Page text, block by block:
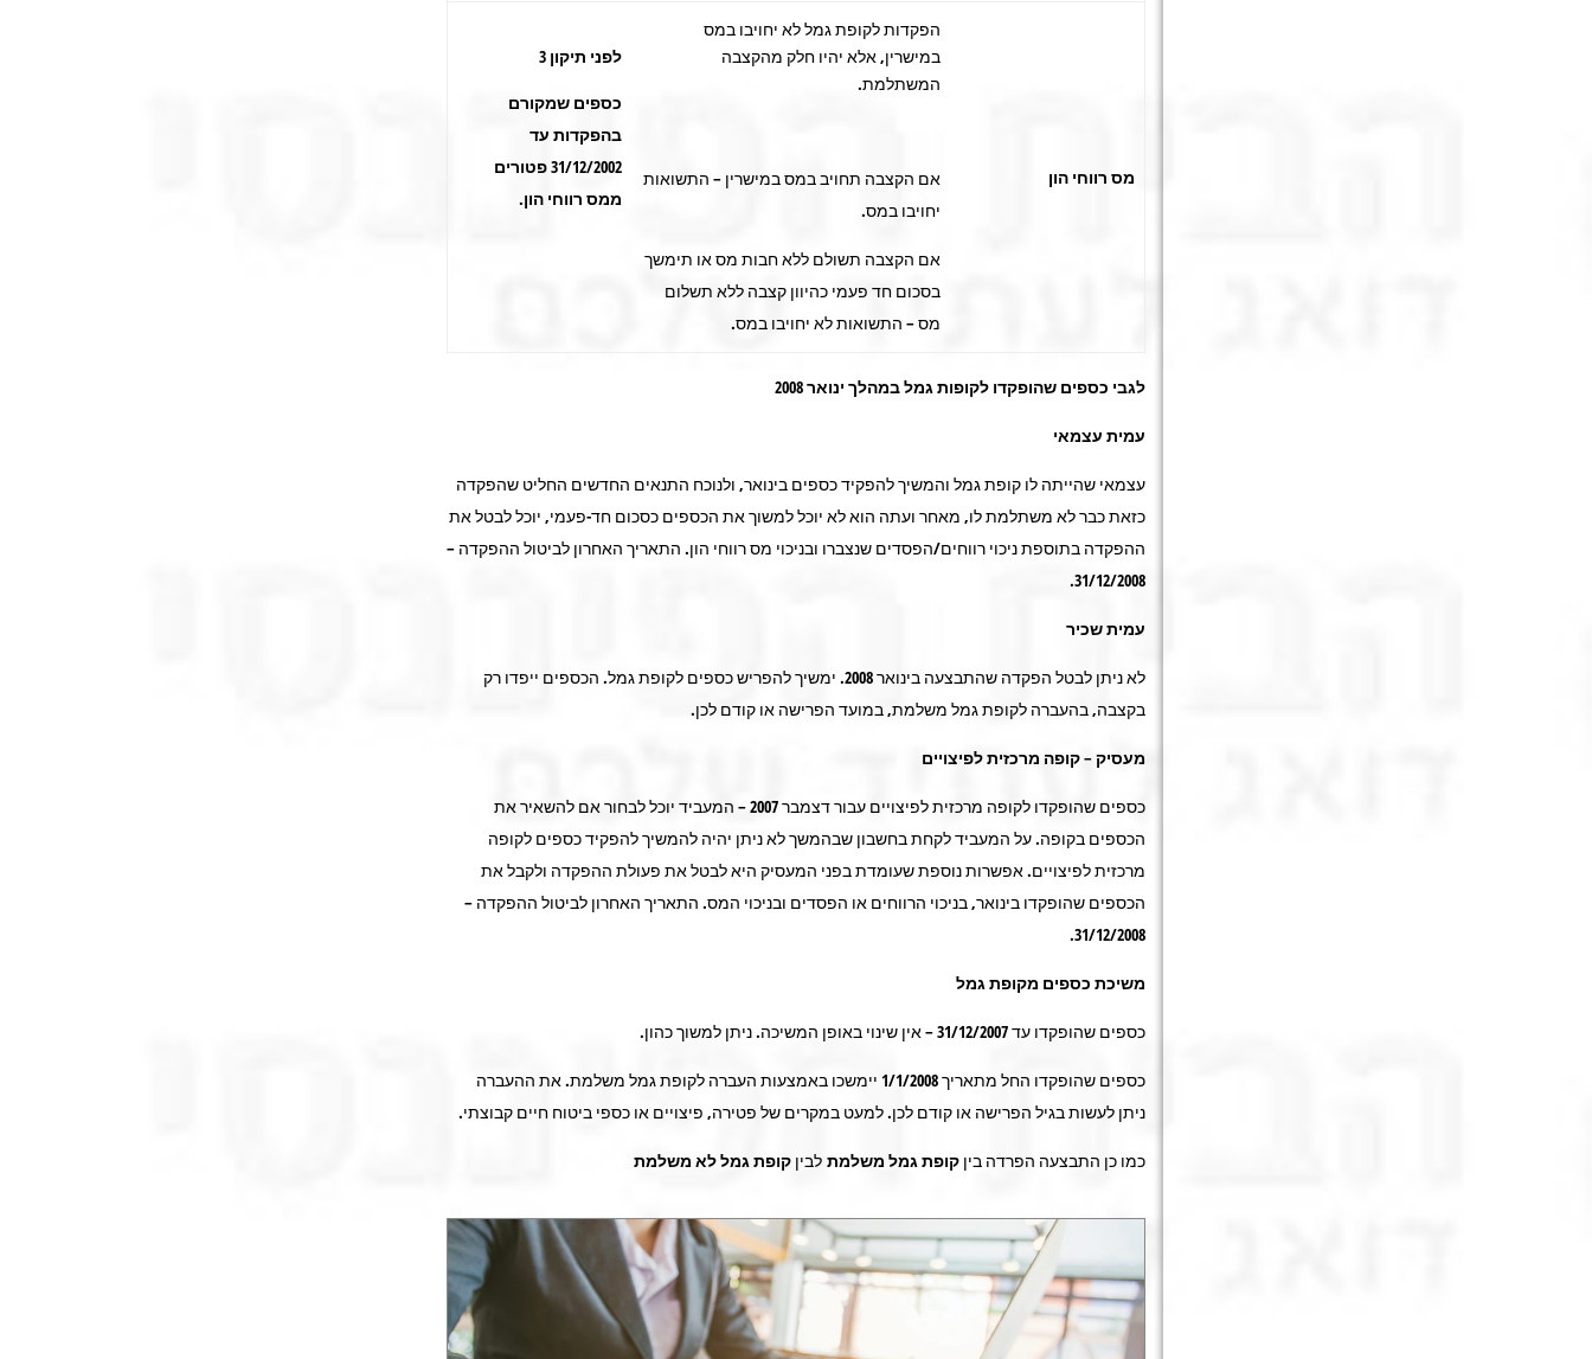
מס רווחי הון
הפקדות לקופת גמל לא יחויבו במס
במישרין, אלא יהיו חלק מהקצבה
המשתלמת.
אם הקצבה תחויב במס במישרין – התשואות
יחויבו במס.
אם הקצבה תשולם ללא חבות מס או תימשך
בסכום חד פעמי כהיוון קצבה ללא תשלום
מס – התשואות לא יחויבו במס.
לפני תיקון 3
כספים שמקורם
בהפקדות עד
31/12/2002 פטורים
ממס רווחי הון.
לגבי כספים שהופקדו לקופות גמל במהלך ינואר 2008
עמית עצמאי
עצמאי שהייתה לו קופת גמל והמשיך להפקיד כספים בינואר, ולנוכח התנאים החדשים החליט שהפקדה
כזאת כבר לא משתלמת לו, מאחר ועתה הוא לא יוכל למשוך את הכספים כסכום חד-פעמי, יוכל לבטל את
ההפקדה בתוספת ניכוי רווחים/הפסדים שנצברו ובניכוי מס רווחי הון. התאריך האחרון לביטול ההפקדה –
31/12/2008.
עמית שכיר
לא ניתן לבטל הפקדה שהתבצעה בינואר 2008. ימשיך להפריש כספים לקופת גמל. הכספים ייפדו רק
בקצבה, בהעברה לקופת גמל משלמת, במועד הפרישה או קודם לכן.
מעסיק – קופה מרכזית לפיצויים
כספים שהופקדו לקופה מרכזית לפיצויים עבור דצמבר 2007 – המעביד יוכל לבחור אם להשאיר את
הכספים בקופה. על המעביד לקחת בחשבון שבהמשך לא ניתן יהיה להמשיך להפקיד כספים לקופה
מרכזית לפיצויים. אפשרות נוספת שעומדת בפני המעסיק היא לבטל את פעולת ההפקדה ולקבל את
הכספים שהופקדו בינואר, בניכוי הרווחים או הפסדים ובניכוי המס. התאריך האחרון לביטול ההפקדה –
31/12/2008.
משיכת כספים מקופת גמל
כספים שהופקדו עד 31/12/2007 – אין שינוי באופן המשיכה. ניתן למשוך כהון.
כספים שהופקדו החל מתאריך 1/1/2008 יימשכו באמצעות העברה לקופת גמל משלמת. את ההעברה
ניתן לעשות בגיל הפרישה או קודם לכן. למעט במקרים של פטירה, פיצויים או כספי ביטוח חיים קבוצתי.
כמו כן התבצעה הפרדה בין קופת גמל משלמת לבין קופת גמל לא משלמת